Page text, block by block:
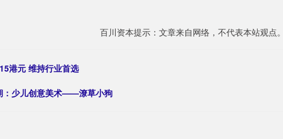
百川资本提示：文章来自网络，不代表本站观点。
港元 维持行业首选
：少儿创意美术——潦草小狗